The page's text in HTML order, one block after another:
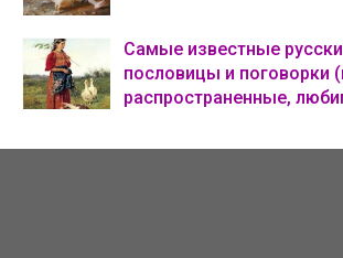
Самые известные
пословицы и поговорки
распространенные,